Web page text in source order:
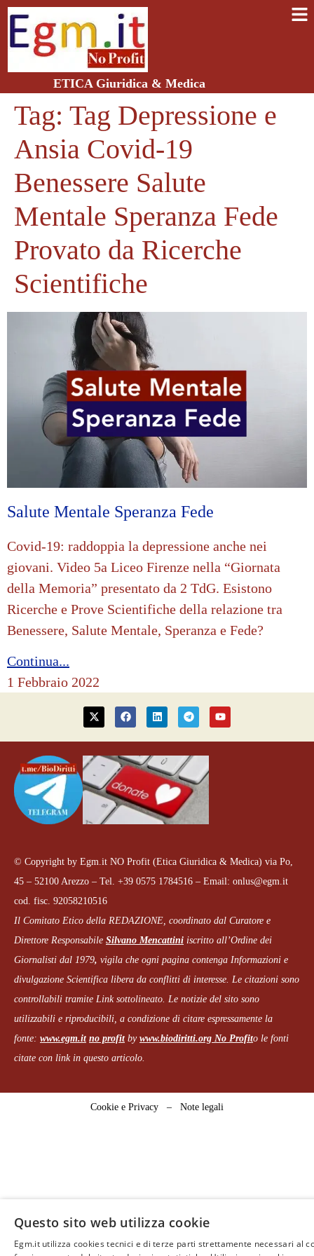
ETICA Giuridica & Medica
Tag: Tag Depressione e
Ansia Covid-19
Benessere Salute
Mentale Speranza Fede
Provato da Ricerche
Scientifiche
Salute Mentale Speranza Fede
Covid-19: raddoppia la depressione anche nei
giovani. Video 5a Liceo Firenze nella “Giornata
della Memoria” presentato da 2 TdG. Esistono
Ricerche e Prove Scientifiche della relazione tra
Benessere, Salute Mentale, Speranza e Fede?
Continua...
1 Febbraio 2022
© Copyright by Egm.it NO Profit (Etica Giuridica & Medica) via Po,
45 – 52100 Arezzo – Tel. +39 0575 1784516 – Email: onlus@egm.it
cod. fisc. 92058210516
Il Comitato Etico della REDAZIONE, coordinato dal Curatore e
Direttore Responsabile Silvano Mencattini iscritto all’Ordine dei
Giornalisti dal 1979, vigila che ogni pagina contenga Informazioni e
divulgazione Scientifica libera da conflitti di interesse. Le citazioni sono
controllabili tramite Link sottolineato. Le notizie del sito sono
utilizzabili e riproducibili, a condizione di citare espressamente la
fonte: www.egm.it no profitby www.biodiritti.org No Profito le fonti
citate con link in questo articolo.
Cookie e Privacy – Note legali
Questo sito web utilizza cookie
Egm.it utilizza cookies tecnici e di terze parti strettamente necessari al